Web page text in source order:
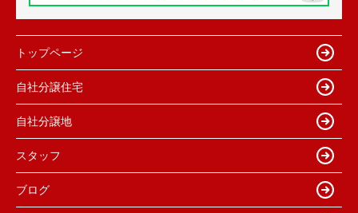
トップページ
自社分譲住宅
自社分譲地
スタッフ
ブログ